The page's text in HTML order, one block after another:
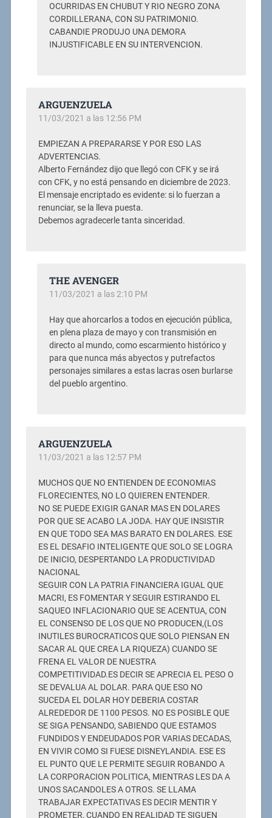
OCURRIDAS EN CHUBUT Y RIO NEGRO ZONA
CORDILLERANA, CON SU PATRIMONIO.
CABANDIE PRODUJO UNA DEMORA
INJUSTIFICABLE EN SU INTERVENCION.
ARGUENZUELA
11/03/2021 a las 12:56 PM
EMPIEZAN A PREPARARSE Y POR ESO LAS
ADVERTENCIAS.
Alberto Fernández dijo que llegó con CFK y se irá
con CFK, y no está pensando en diciembre de 2023.
El mensaje encriptado es evidente: si lo fuerzan a
renunciar, se la lleva puesta.
Debemos agradecerle tanta sinceridad.
THE AVENGER
11/03/2021 a las 2:10 PM
Hay que ahorcarlos a todos en ejecución pública,
en plena plaza de mayo y con transmisión en
directo al mundo, como escarmiento histórico y
para que nunca más abyectos y putrefactos
personajes similares a estas lacras osen burlarse
del pueblo argentino.
ARGUENZUELA
11/03/2021 a las 12:57 PM
MUCHOS QUE NO ENTIENDEN DE ECONOMIAS
FLORECIENTES, NO LO QUIEREN ENTENDER.
NO SE PUEDE EXIGIR GANAR MAS EN DOLARES
POR QUE SE ACABO LA JODA. HAY QUE INSISTIR
EN QUE TODO SEA MAS BARATO EN DOLARES. ESE
ES EL DESAFIO INTELIGENTE QUE SOLO SE LOGRA
DE INICIO, DESPERTANDO LA PRODUCTIVIDAD
NACIONAL
SEGUIR CON LA PATRIA FINANCIERA IGUAL QUE
MACRI, ES FOMENTAR Y SEGUIR ESTIRANDO EL
SAQUEO INFLACIONARIO QUE SE ACENTUA, CON
EL CONSENSO DE LOS QUE NO PRODUCEN,(LOS
INUTILES BUROCRATICOS QUE SOLO PIENSAN EN
SACAR AL QUE CREA LA RIQUEZA) CUANDO SE
FRENA EL VALOR DE NUESTRA
COMPETITIVIDAD.ES DECIR SE APRECIA EL PESO O
SE DEVALUA AL DOLAR. PARA QUE ESO NO
SUCEDA EL DOLAR HOY DEBERIA COSTAR
ALREDEDOR DE 1100 PESOS. NO ES POSIBLE QUE
SE SIGA PENSANDO, SABIENDO QUE ESTAMOS
FUNDIDOS Y ENDEUDADOS POR VARIAS DECADAS,
EN VIVIR COMO SI FUESE DISNEYLANDIA. ESE ES
EL PUNTO QUE LE PERMITE SEGUIR ROBANDO A
LA CORPORACION POLITICA, MIENTRAS LES DA A
UNOS SACANDOLES A OTROS. SE LLAMA
TRABAJAR EXPECTATIVAS ES DECIR MENTIR Y
PROMETER, CUANDO EN REALIDAD TE SIGUEN